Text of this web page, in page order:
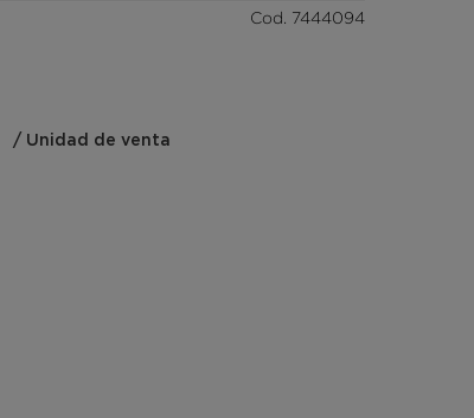
Cod. 7444094
/ Unidad de venta